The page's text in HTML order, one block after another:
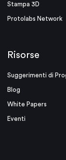
Stampa 3D
Protolabs Network
Risorse
Suggerimenti di
Blog
White Papers
Eventi